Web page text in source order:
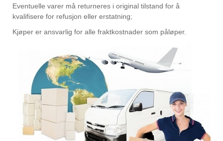
Eventuelle varer må returneres i original tilstand for å
kvalifisere for refusjon eller erstatning;
Kjøper er ansvarlig for alle fraktkostnader som påløper.